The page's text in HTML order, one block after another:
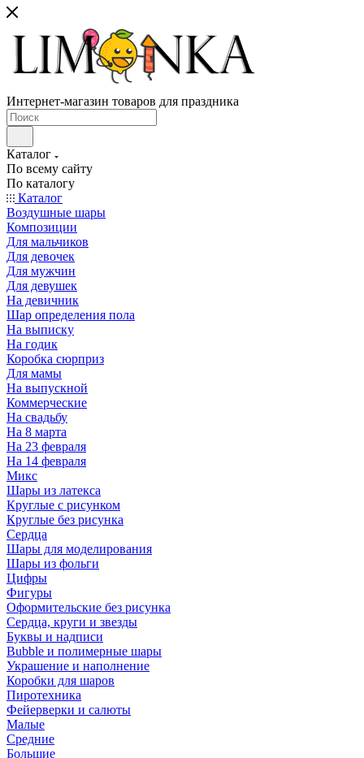
Интернет-магазин товаров для праздника
Каталог
По всему сайту
По каталогу
Каталог
Воздушные шары
Композиции
Для мальчиков
Для девочек
Для мужчин
Для девушек
На девичник
Шар определения пола
На выписку
На годик
Коробка сюрприз
Для мамы
На выпускной
Коммерческие
На свадьбу
На 8 марта
На 23 февраля
На 14 февраля
Микс
Шары из латекса
Круглые с рисунком
Круглые без рисунка
Сердца
Шары для моделирования
Шары из фольги
Цифры
Фигуры
Оформительские без рисунка
Сердца, круги и звезды
Буквы и надписи
Bubble и полимерные шары
Украшение и наполнение
Коробки для шаров
Пиротехника
Фейерверки и салюты
Малые
Средние
Большие